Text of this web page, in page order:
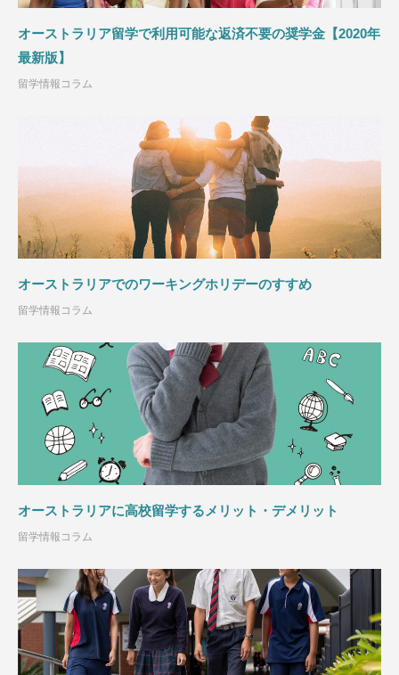
オーストラリア留学で利用可能な返済不要の奨学金【2020年
最新版】
留学情報コラム
オーストラリアでのワーキングホリデーのすすめ
留学情報コラム
オーストラリアに高校留学するメリット・デメリット
留学情報コラム